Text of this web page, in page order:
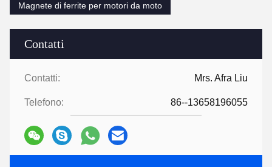
Contatti
Contatti: Mrs. Afra Liu
Telefono: 86--13658196055
Magnete di ferrite per motori da moto